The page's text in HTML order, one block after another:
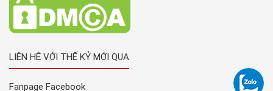
LIÊN HỆ VỚI THẾ KỶ MỚI QUA
Fanpage Facebook